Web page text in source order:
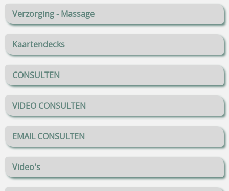
Verzorging - Massage
Kaartendecks
CONSULTEN
VIDEO CONSULTEN
EMAIL CONSULTEN
Video's